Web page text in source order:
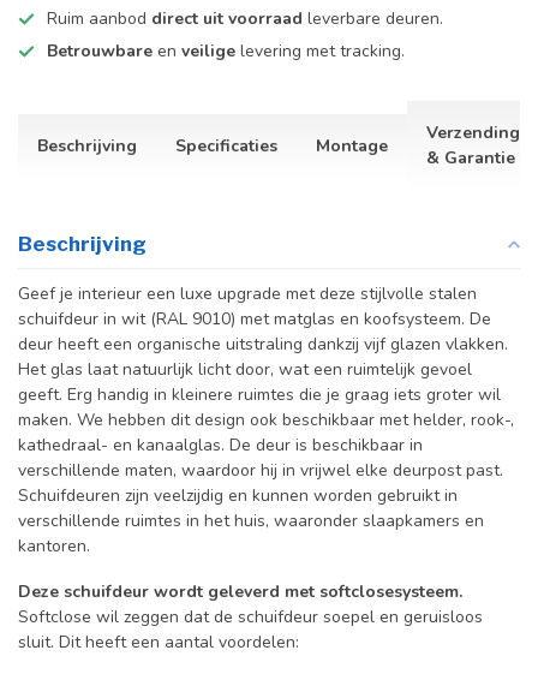
Ruim aanbod direct uit voorraad leverbare deuren.
Betrouwbare en veilige levering met tracking.
Beschrijving Specificaties Montage
Verzending
& Garantie
Beschrijving
Geef je interieur een luxe upgrade met deze stijlvolle stalen
schuifdeur in wit (RAL 9010) met matglas en koofsysteem. De
deur heeft een organische uitstraling dankzij vijf glazen vlakken.
Het glas laat natuurlijk licht door, wat een ruimtelijk gevoel
geeft. Erg handig in kleinere ruimtes die je graag iets groter wil
maken. We hebben dit design ook beschikbaar met helder, rook-,
kathedraal- en kanaalglas. De deur is beschikbaar in
verschillende maten, waardoor hij in vrijwel elke deurpost past.
Schuifdeuren zijn veelzijdig en kunnen worden gebruikt in
verschillende ruimtes in het huis, waaronder slaapkamers en
kantoren.
Deze schuifdeur wordt geleverd met softclosesysteem.
Softclose wil zeggen dat de schuifdeur soepel en geruisloos
sluit. Dit heeft een aantal voordelen: